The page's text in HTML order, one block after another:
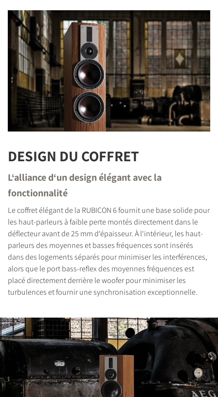
COMPARER LES PRODUITS
DESIGN DU COFFRET
L‘alliance d‘un design élégant avec la
fonctionnalité
Le coffret élégant de la RUBICON 6 fournit une base solide pour
les haut-parleurs à faible perte montés directement dans le
déflecteur avant de 25 mm d‘épaisseur. À l‘intérieur, les haut-
parleurs des moyennes et basses fréquences sont insérés
dans des logements séparés pour minimiser les interférences,
alors que le port bass-reflex des moyennes fréquences est
placé directement derrière le woofer pour minimiser les
turbulences et fournir une synchronisation exceptionnelle.